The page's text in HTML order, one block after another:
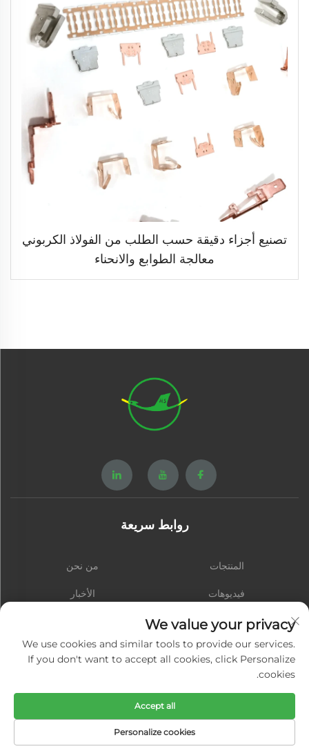
تصنيع أجزاء دقيقة حسب الطلب من الفولاذ الكربوني
معالجة الطوابع والانحناء
روابط سريعة
المنتجات من نحن
فيديوهات الأخبار
الاتصال
-
سياسة الخصوصية
We value your privacy
We use cookies and similar tools to provide our services.
If you don't want to accept all cookies, click Personalize
cookies.
Personalize cookies
Accept all